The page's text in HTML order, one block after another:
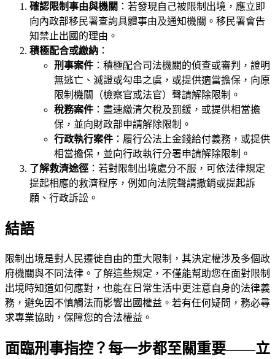
確認限制事由與機關 ：若發現自己被限制出境，應立即
向內政部移民署查詢具體事由及通知機關。移民署會告
知禁止出國的理由。
積極配合或繳納 ：
刑事案件 ：積極配合司法機關的偵查或審判，證明
無逃亡、滅證或勾串之虞，或提供適當擔保，向原
限制機關（檢察官或法官）聲請解除限制。
稅務案件 ：盡速繳清欠稅及罰鍰，或提供相當擔
保，並向財政部申請解除限制。
行政執行案件 ：履行公法上金錢給付義務，或提供
相當擔保，並向行政執行分署申請解除限制。
了解救濟途徑 ：若對限制出境處分不服，可依法律規定
提起相應的救濟程序，例如向法院聲請撤銷或提起訴
願、行政訴訟。
結語
限制出境是對人民遷徙自由的重大限制，其決定權涉及多個政
府機關與不同法律。了解這些規定，不僅能幫助您在面對限制
出境時知道如何應對，也能在日常生活中更注意自身的法律義
務，避免因不慎觸法而影響出國權益。若有任何疑問，務必尋
求專業協助，保障您的合法權益。
面臨刑事指控？每一步都至關重要——立